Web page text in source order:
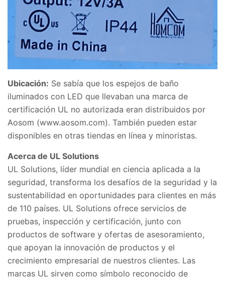
Ubicación: Se sabía que los espejos de baño
iluminados con LED que llevaban una marca de
certificación UL no autorizada eran distribuidos por
Aosom (www.aosom.com). También pueden estar
disponibles en otras tiendas en línea y minoristas.
Acerca de UL Solutions
UL Solutions, líder mundial en ciencia aplicada a la
seguridad, transforma los desafíos de la seguridad y la
sustentabilidad en oportunidades para clientes en más
de 110 países. UL Solutions ofrece servicios de
pruebas, inspección y certificación, junto con
productos de software y ofertas de asesoramiento,
que apoyan la innovación de productos y el
crecimiento empresarial de nuestros clientes. Las
marcas UL sirven como símbolo reconocido de